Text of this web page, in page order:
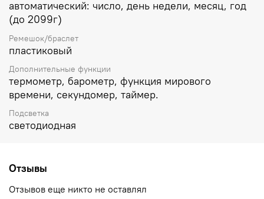
автоматический: число, день недели, месяц, год
(до 2099г)
Ремешок/браслет
пластиковый
Дополнительные функции
термометр, барометр, функция мирового
времени, секундомер, таймер.
Подсветка
светодиодная
Отзывы
Отзывов еще никто не оставлял